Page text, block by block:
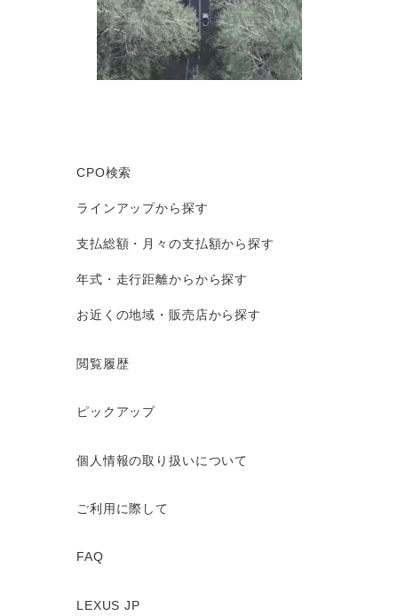
CPO検索
ラインアップから探す
支払総額・月々の支払額から探す
年式・走行距離からから探す
お近くの地域・販売店から探す
閲覧履歴
ピックアップ
個人情報の取り扱いについて
ご利用に際して
FAQ
LEXUS JP